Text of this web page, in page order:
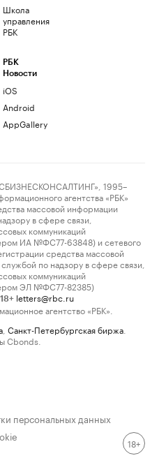
Школа
управления
РБК
РБК
Новости
iOS
Android
AppGallery
1995–
агентства «РБК»
массовой информации
в сфере связи,
коммуникаций
ИА №ФС77-63848) и сетевого
средства массовой
по надзору в сфере связи,
коммуникаций
ЭЛ №ФС77-82385)
18+ letters@rbc.ru
агентство «РБК».
Санкт-Петербургская биржа
Cbonds.
персональных данных
18+